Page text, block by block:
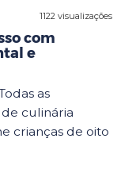
1122 visualizações
com
e
as
culinária
crianças de oito